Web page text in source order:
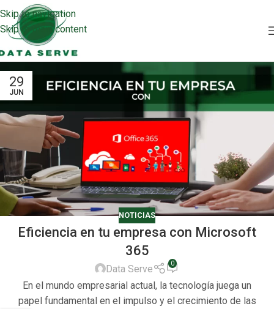
Skip to navigation
Skip to main content
29
JUN
NOTICIAS
Eficiencia en tu empresa con Microsoft
365
Data Serve 0
En el mundo empresarial actual, la tecnología juega un
papel fundamental en el impulso y el crecimiento de las